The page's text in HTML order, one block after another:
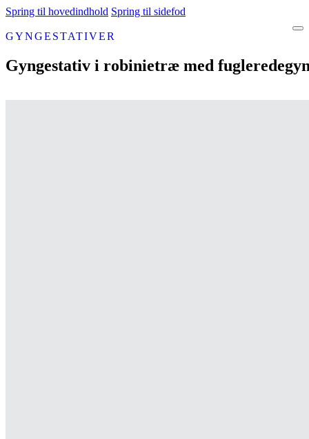
Spring til hovedindhold Spring til sidefod
Gyngestativ i robinietræ med
GYNGESTATIVER